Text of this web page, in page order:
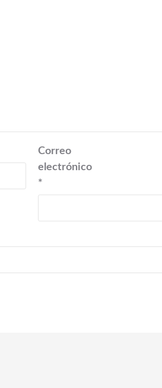
Correo
electrónico
*